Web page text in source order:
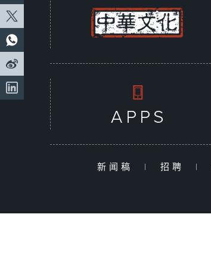
新闻稿 | 招聘 |